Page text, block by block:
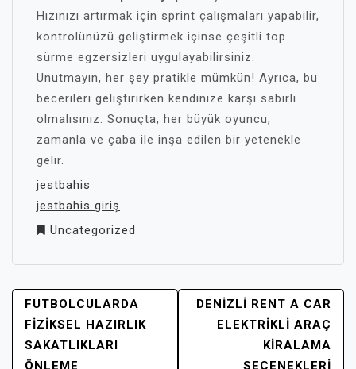
Hızınızı artırmak için sprint çalışmaları yapabilir,
kontrolünüzü geliştirmek içinse çeşitli top
sürme egzersizleri uygulayabilirsiniz.
Unutmayın, her şey pratikle mümkün! Ayrıca, bu
becerileri geliştirirken kendinize karşı sabırlı
olmalısınız. Sonuçta, her büyük oyuncu,
zamanla ve çaba ile inşa edilen bir yetenekle
gelir.
jestbahis
jestbahis giriş
Uncategorized
YAZI
GEZINMESI
FUTBOLCULARDA
FIZIKSEL HAZIRLIK
SAKATLIKLARI
ÖNLEME
DENIZLI RENT A CAR
ELEKTRIKLI ARAÇ
KIRALAMA
SEÇENEKLERI